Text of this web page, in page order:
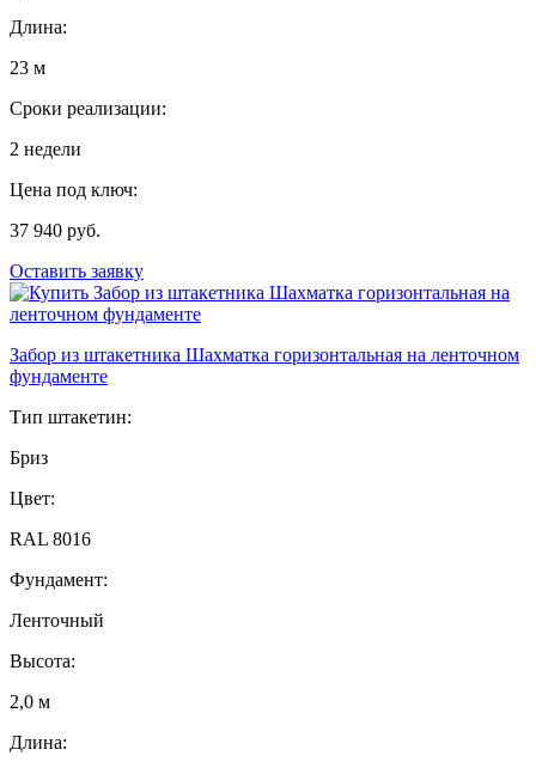
Длина:
23 м
Сроки реализации:
2 недели
Цена под ключ:
37 940 руб.
Оставить заявку
Забор из штакетника Шахматка горизонтальная на ленточном
фундаменте
Тип штакетин:
Бриз
Цвет:
RAL 8016
Фундамент:
Ленточный
Высота:
2,0 м
Длина: